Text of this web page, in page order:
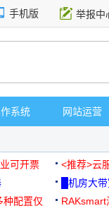
手机版 举报中
系统 网站运营
可开票
<推荐>云
█机房大
种配置仅